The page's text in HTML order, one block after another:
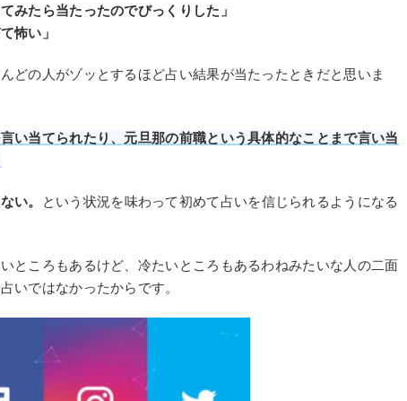
みたら当たったのでびっくりした」
怖い」
どの人がゾッとするほど占い結果が当たったときだと思いま
い当てられたり、元旦那の前職という具体的なことまで言い当
い。
という状況を味わって初めて占いを信じられるようになる
ところもあるけど、冷たいところもあるわねみたいな人の二面
いではなかったからです。